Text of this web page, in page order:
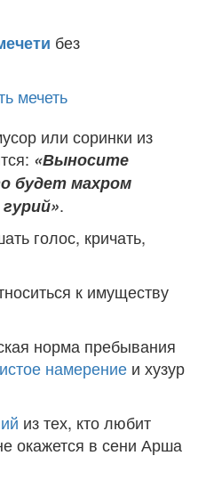
без
или соринки из
«Выносите
будет махром
.
голос, кричать,
к имуществу
норма пребывания
намерение и хузур
из тех, кто любит
окажется в сени Арша